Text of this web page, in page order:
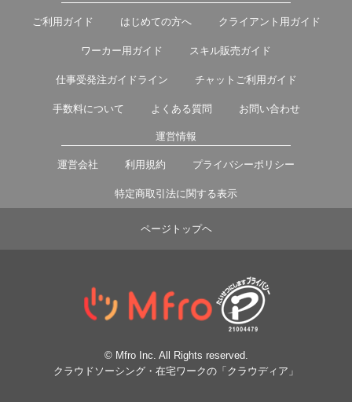
ご利用ガイド はじめての方へ クライアント用ガイド
ワーカー用ガイド スキル販売ガイド
仕事受発注ガイドライン チャットご利用ガイド
手数料について よくある質問 お問い合わせ
運営情報
運営会社 利用規約 プライバシーポリシー
特定商取引法に関する表示
ページトップヘ
© Mfro Inc. All Rights reserved.
クラウドソーシング・在宅ワークの「クラウディア」